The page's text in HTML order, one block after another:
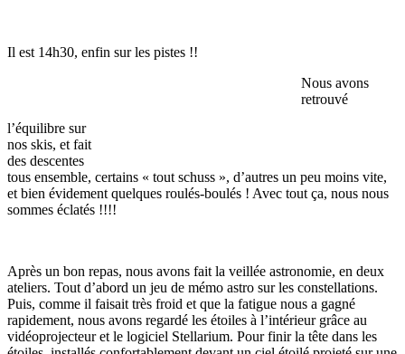
Il est 14h30, enfin sur les pistes !!
Nous avons
retrouvé
l’équilibre sur
nos skis, et fait
des descentes
tous ensemble, certains « tout schuss », d’autres un peu moins vite,
et bien évidement quelques roulés-boulés ! Avec tout ça, nous nous
sommes éclatés !!!!
Après un bon repas, nous avons fait la veillée astronomie, en deux
ateliers. Tout d’abord un jeu de mémo astro sur les constellations.
Puis, comme il faisait très froid et que la fatigue nous a gagné
rapidement, nous avons regardé les étoiles à l’intérieur grâce au
vidéoprojecteur et le logiciel Stellarium. Pour finir la tête dans les